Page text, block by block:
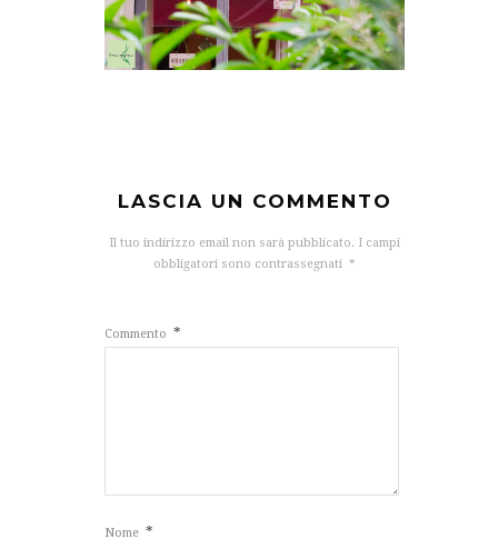
LASCIA UN COMMENTO
Il tuo indirizzo email non sarà pubblicato. I campi
obbligatori sono contrassegnati *
Commento *
Nome *